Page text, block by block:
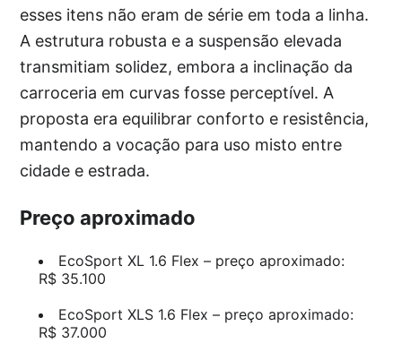
esses itens não eram de série em toda a linha.
A estrutura robusta e a suspensão elevada
transmitiam solidez, embora a inclinação da
carroceria em curvas fosse perceptível. A
proposta era equilibrar conforto e resistência,
mantendo a vocação para uso misto entre
cidade e estrada.
Preço aproximado
EcoSport XL 1.6 Flex – preço aproximado:
R$ 35.100
EcoSport XLS 1.6 Flex – preço aproximado:
R$ 37.000